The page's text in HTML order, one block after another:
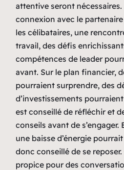
attentive seront
connexion avec le
les célibataires, une
travail, des défis
compétences de leader
avant. Sur le plan financier,
pourraient surprendre, des
d’investissements
est conseillé de réfléchir et
conseils avant de s’engager.
une baisse d’énergie
donc conseillé de se reposer.
propice pour des